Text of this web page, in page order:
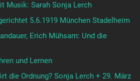
Musik: Sarah Sonja Lerch
5.6.1919 München Stadelheim
Erich Mühsam: Und die
und Lernen
die Ordnung? Sonja Lerch + 29. März